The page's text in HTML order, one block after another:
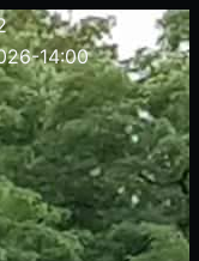
-14:00